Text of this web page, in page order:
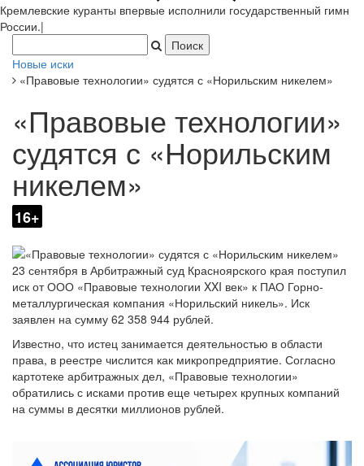
Кремлевские куранты впервые исполнили государственный гимн
России.|
Новые иски
«Правовые технологии» судятся с «Норильским никелем»
«Правовые технологии»
судятся с «Норильским
никелем»
16+
23 сентября в Арбитражный суд Красноярского края поступил
иск от ООО «Правовые технологии XXI век» к ПАО Горно-
металлургическая компания «Норильский никель». Иск
заявлен на сумму 62 358 944 рублей.
Известно, что истец занимается деятельностью в области
права, в реестре числится как микропредприятие. Согласно
картотеке арбитражных дел, «Правовые технологии»
обратились с исками против еще четырех крупных компаний
на суммы в десятки миллионов рублей.